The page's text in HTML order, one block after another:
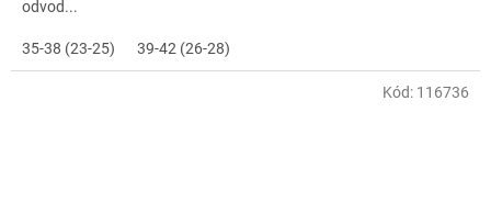
odvod...
35-38 (23-25) 39-42 (26-28)
Kód: 116736